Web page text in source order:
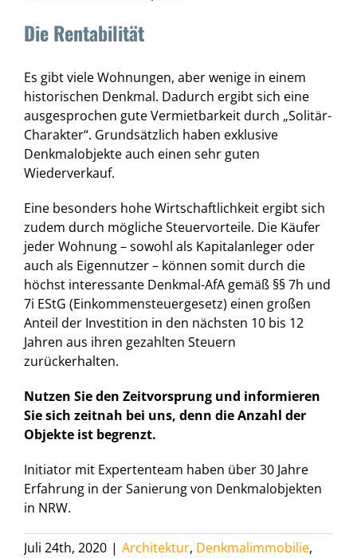
Die Rentabilität
Es gibt viele Wohnungen, aber wenige in einem
historischen Denkmal. Dadurch ergibt sich eine
ausgesprochen gute Vermietbarkeit durch „Solitär-
Charakter“. Grundsätzlich haben exklusive
Denkmalobjekte auch einen sehr guten
Wiederverkauf.
Eine besonders hohe Wirtschaftlichkeit ergibt sich
zudem durch mögliche Steuervorteile. Die Käufer
jeder Wohnung – sowohl als Kapitalanleger oder
auch als Eigennutzer – können somit durch die
höchst interessante Denkmal-AfA gemäß §§ 7h und
7i EStG (Einkommensteuergesetz) einen großen
Anteil der Investition in den nächsten 10 bis 12
Jahren aus ihren gezahlten Steuern
zurückerhalten.
Nutzen Sie den Zeitvorsprung und informieren
Sie sich zeitnah bei uns, denn die Anzahl der
Objekte ist begrenzt.
Initiator mit Expertenteam haben über 30 Jahre
Erfahrung in der Sanierung von Denkmalobjekten
in NRW.
Juli 24th, 2020 | Architektur, Denkmalimmobilie,